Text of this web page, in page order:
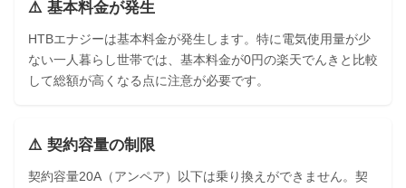
⚠️ 基本料金が発生
HTBエナジーは基本料金が発生します。特に電気使用量が少
ない一人暮らし世帯では、基本料金が0円の楽天でんきと比較
して総額が高くなる点に注意が必要です。
⚠️ 契約容量の制限
契約容量20A（アンペア）以下は乗り換えができません。契